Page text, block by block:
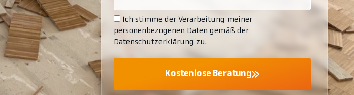
Ich stimme der Verarbeitung meiner
personenbezogenen Daten gemäß der
Datenschutzerklärung zu.
Kostenlose Beratung